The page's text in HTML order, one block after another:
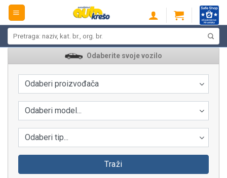
Skip
content
Odaberite svoje vozilo
Odaberi proizvođača
Odaberi model...
Odaberi tip...
Traži